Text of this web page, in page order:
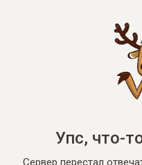
Упс, что-
Сервер перестал